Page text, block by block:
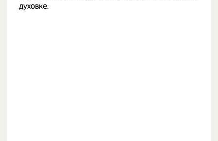
духовке.